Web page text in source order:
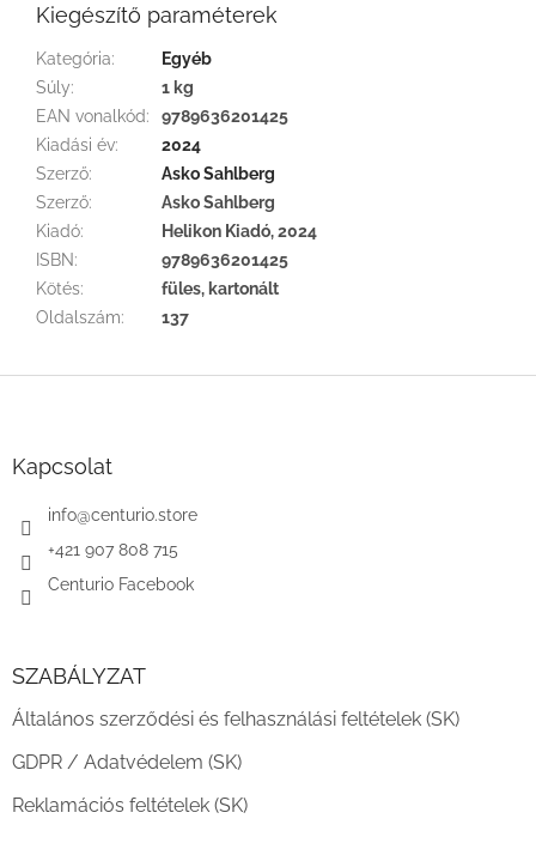
Kiegészítő paraméterek
Kategória:
Egyéb
Súly:
1 kg
EAN vonalkód:
9789636201425
Kiadási év:
2024
Szerző:
Asko Sahlberg
Szerző:
Asko Sahlberg
Kiadó:
Helikon Kiadó, 2024
ISBN:
9789636201425
Kötés:
füles, kartonált
Oldalszám: 137
Kapcsolat
info@centurio.store
+421 907 808 715
Centurio Facebook
SZABÁLYZAT
Általános szerződési és felhasználási feltételek (SK)
GDPR / Adatvédelem (SK)
Reklamációs feltételek (SK)